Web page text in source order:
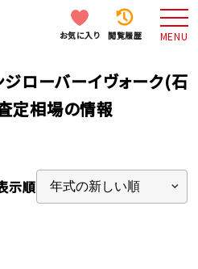
お気に入り 閲覧履歴 MENU
ローバーイヴォーク(石
定相場の情報
示順